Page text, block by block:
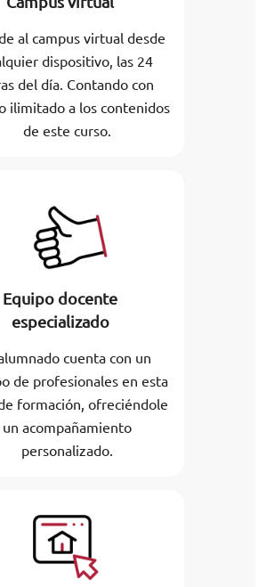
al campus virtual desde
dispositivo, las 24
del día. Contando con
ilimitado a los contenidos
de este curso.
Equipo docente
especializado
cuenta con un
de profesionales en esta
formación, ofreciéndole
un acompañamiento
personalizado.